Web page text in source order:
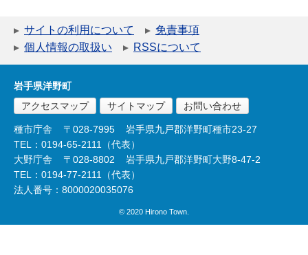
サイトの利用について
免責事項
個人情報の取扱い
RSSについて
岩手県洋野町
アクセスマップ
サイトマップ お問い合わせ
種市庁舎 〒028-7995
岩手県九戸郡洋野町種市23-27
TEL：0194-65-2111（代表）
大野庁舎
〒028-8802
岩手県九戸郡洋野町大野8-47-2
TEL：0194-77-2111（代表）
法人番号：8000020035076
© 2020 Hirono Town.